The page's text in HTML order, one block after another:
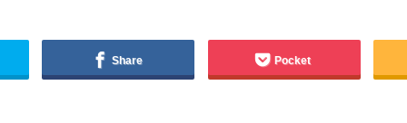
Share Pocket